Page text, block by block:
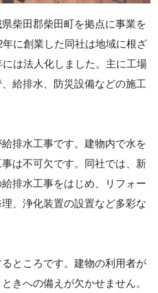
柴田郡柴田町を拠点に事業を
に創業した同社は地域に根ざ
は法人化しました。主に工場
給排水、防災設備などの施工
排水工事です。建物内で水を
は不可欠です。同社では、新
排水工事をはじめ、リフォー
、浄化装置の設置など多彩な
ところです。建物の利用者が
きへの備えが欠かせません。